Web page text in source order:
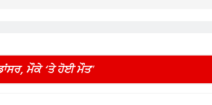
ਮੌਕੇ ‘ਤੇ ਹੋਈ ਮੌਤ”